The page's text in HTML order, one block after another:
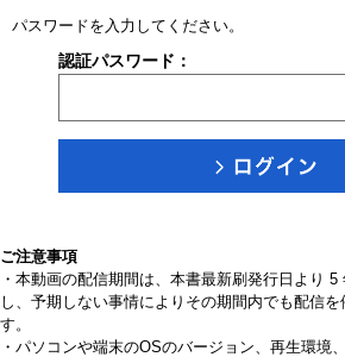
パスワードを入力してください。
認証パスワード：
ご注意事項
・本動画の配信期間は、本書最新刷発行日より
し、予期しない事情によりその期間内でも配信
す。
・パソコンや端末のOSのバージョン、再生環境